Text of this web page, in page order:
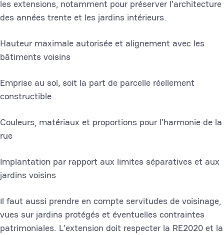
les extensions, notamment pour préserver l’architecture
des années trente et les jardins intérieurs.
Hauteur maximale autorisée et alignement avec les
bâtiments voisins
Emprise au sol, soit la part de parcelle réellement
constructible
Couleurs, matériaux et proportions pour l’harmonie de la
rue
Implantation par rapport aux limites séparatives et aux
jardins voisins
Il faut aussi prendre en compte servitudes de voisinage,
vues sur jardins protégés et éventuelles contraintes
patrimoniales. L’extension doit respecter la RE2020 et la